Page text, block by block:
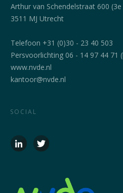
Arthur van Schendelstraat 600
3511 MJ Utrecht
Telefoon +31 (0)30 - 23 40 503
Persvoorlichting 06 - 14 97 44 71
www.nvde.nl
kantoor@nvde.nl
SOCIAL